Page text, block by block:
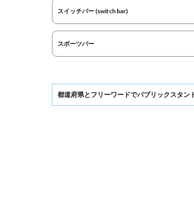
スイッチバー (switch bar)
スポーツバー
都道府県とフリーワードでパブリックスタン